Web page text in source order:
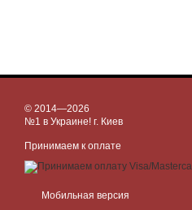
© 2014—2026
№1 в Украине! г. Киев
Принимаем к оплате
Мобильная версия